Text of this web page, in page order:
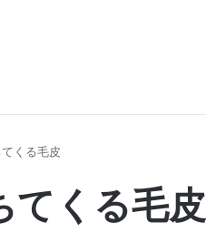
くる毛皮
てくる毛皮